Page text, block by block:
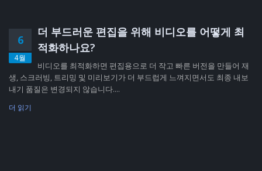
6
4월
더 부드러운 편집을 위해 비디오를 어떻게 최
적화하나요?
비디오를 최적화하면 편집용으로 더 작고 빠른 버전을 만들어 재
생, 스크러빙, 트리밍 및 미리보기가 더 부드럽게 느껴지면서도 최종 내보
내기 품질은 변경되지 않습니다....
더 읽기